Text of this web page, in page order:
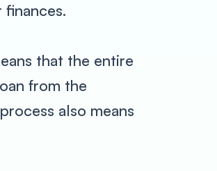
that the entire
from the
also means